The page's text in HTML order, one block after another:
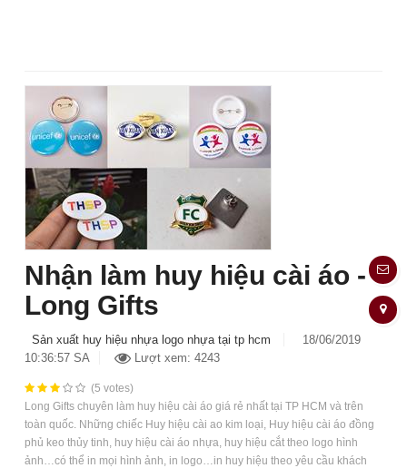
Nhận làm huy hiệu cài áo -
Long Gifts
Sản xuất huy hiệu nhựa logo nhựa tại tp hcm
18/06/2019
10:36:57 SA
Lượt xem: 4243
(5 votes)
Long Gifts chuyên làm huy hiệu cài áo giá rẻ nhất tại TP HCM và trên
toàn quốc. Những chiếc Huy hiệu cài ao kim loại, Huy hiệu cài áo đồng
phủ keo thủy tinh, huy hiệu cài áo nhựa, huy hiệu cắt theo logo hình
ảnh…có thể in mọi hình ảnh, in logo…in huy hiệu theo yêu cầu khách